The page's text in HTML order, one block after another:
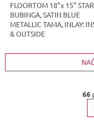
FLOORTOM 18"x 15" STAR
BUBINGA, SATIN BLUE
METALLIC TAMA, INLAY:
& OUTSIDE
66